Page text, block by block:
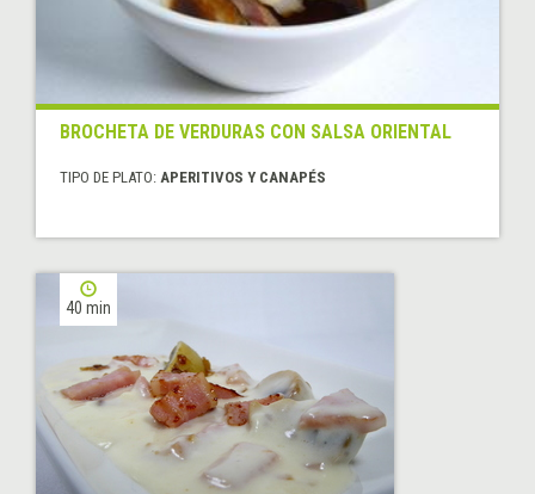
BROCHETA DE VERDURAS CON SALSA ORIENTAL
TIPO DE PLATO: APERITIVOS Y CANAPÉS
40 min